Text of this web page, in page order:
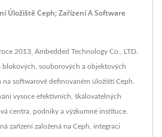
Úložiště Ceph; Zařízení A Software
2013, Ambedded Technology Co., LTD.
blokových, souborových a objektových
softwarově definovaném úložišti Ceph.
vysoce efektivních, škálovatelných
centra, podniky a výzkumné instituce.
zařízení založená na Ceph, integraci